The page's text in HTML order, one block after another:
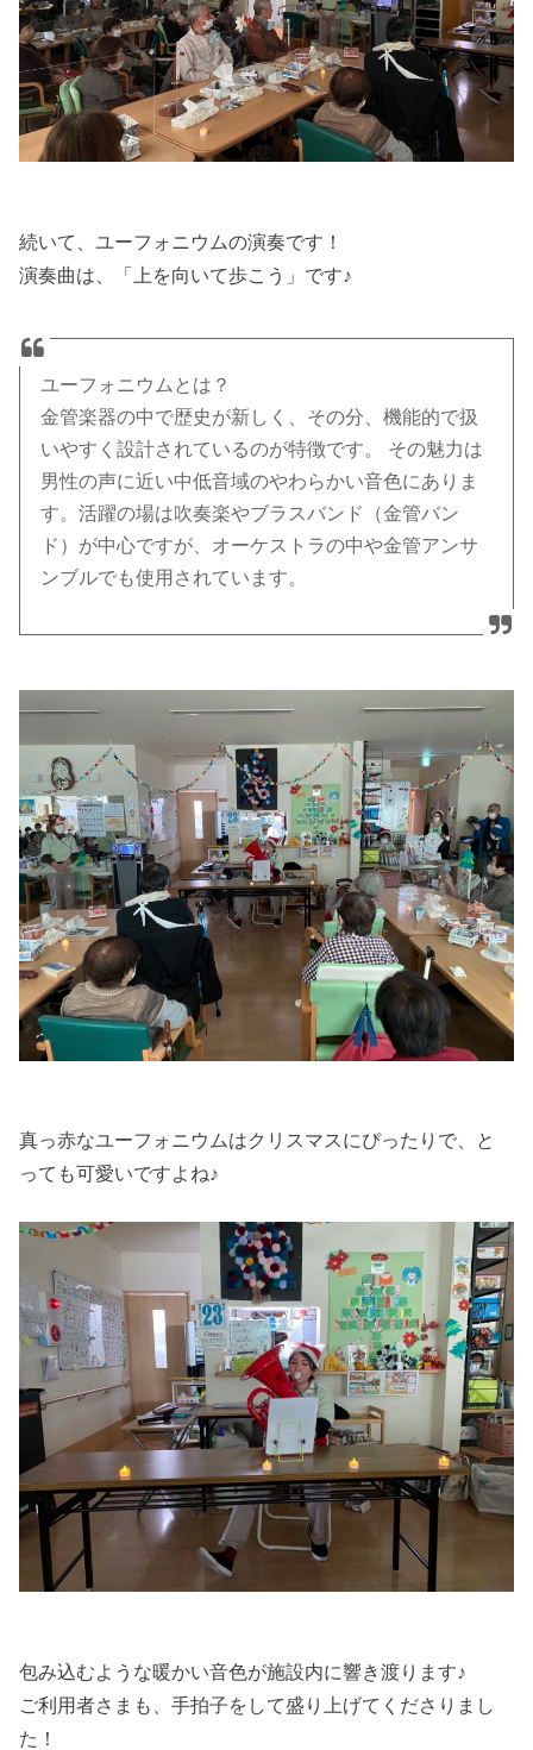
続いて、ユーフォニウムの演奏です！
演奏曲は、「上を向いて歩こう」です♪
ユーフォニウムとは？
金管楽器の中で歴史が新しく、その分、機能的で扱
いやすく設計されているのが特徴です。 その魅力は
男性の声に近い中低音域のやわらかい音色にありま
す。活躍の場は吹奏楽やブラスバンド（金管バン
ド）が中心ですが、オーケストラの中や金管アンサ
ンブルでも使用されています。
真っ赤なユーフォニウムはクリスマスにぴったりで、と
っても可愛いですよね♪
包み込むような暖かい音色が施設内に響き渡ります♪
ご利用者さまも、手拍子をして盛り上げてくださりまし
た！